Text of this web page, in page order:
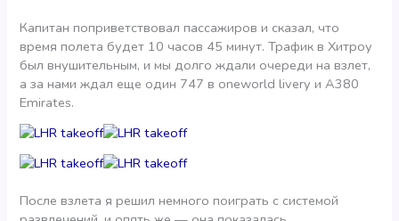
Капитан поприветствовал пассажиров и сказал, что
время полета будет 10 часов 45 минут. Трафик в Хитроу
был внушительным, и мы долго ждали очереди на взлет,
а за нами ждал еще один 747 в oneworld livery и A380
Emirates.
После взлета я решил немного поиграть с системой